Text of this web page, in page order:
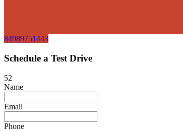
84989751443
Schedule a Test Drive
52
Name
Email
Phone